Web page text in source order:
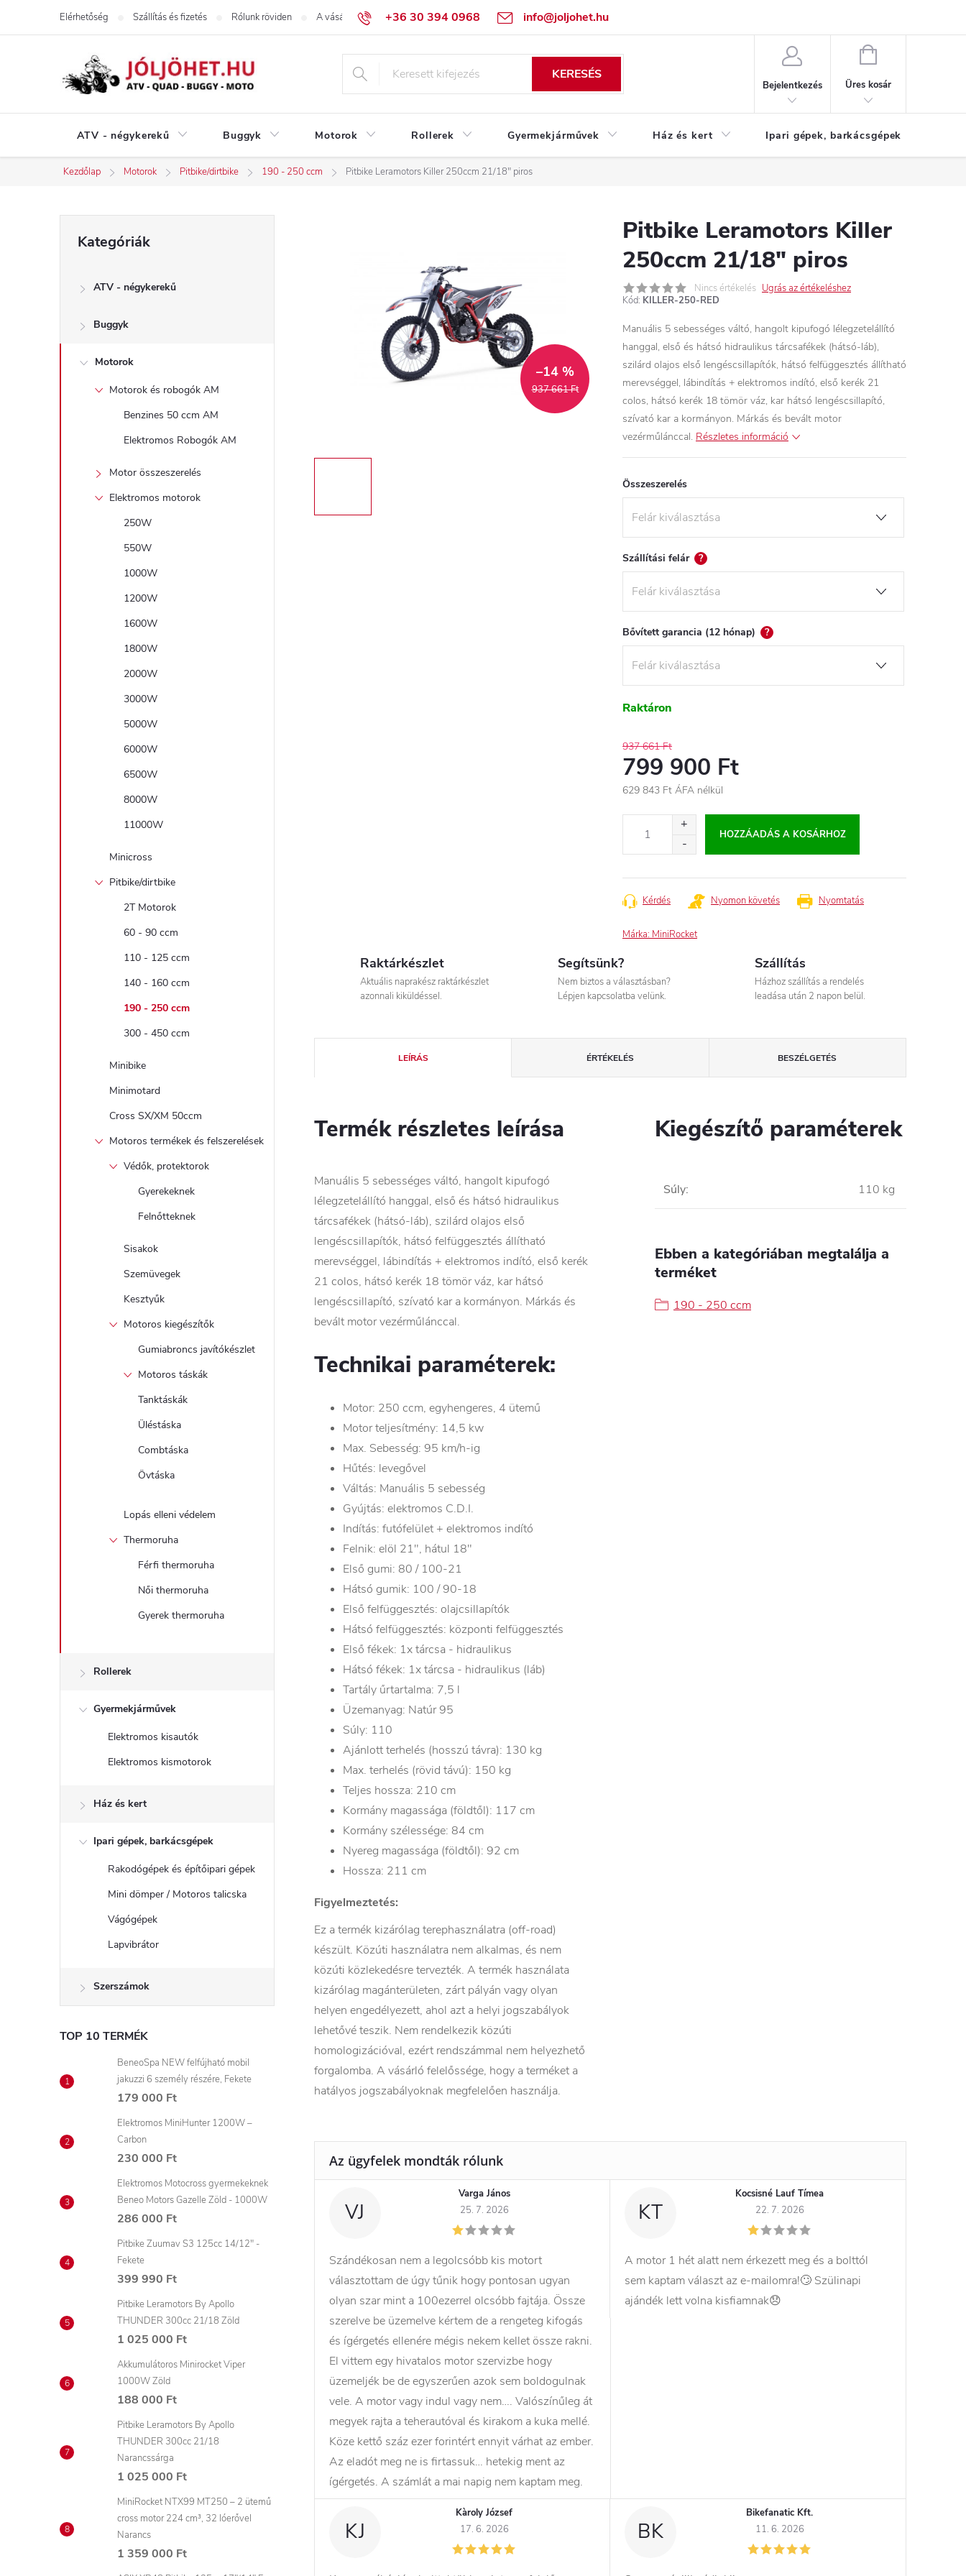
+36 30 394 0968 info@joljohet.hu
Elérhetőség Szállítás és fizetés Rólunk röviden A vásárlás lépései Üzleti feltételek (ÁSZF) Adatkezelési tájékoztató
KERESÉS
Bejelentkezés
KOSÁR
Üres kosár
ATV - négykerekű Buggyk Motorok Rollerek Gyermekjárművek Ház és kert Ipari gépek, barkácsgépek
Kezdőlap Motorok Pitbike/dirtbike 190 - 250 ccm Pitbike Leramotors Killer 250ccm 21/18" piros
O
a
átugrása
Kategóriák
ATV - négykerekű
Buggyk
Motorok
Motorok és robogók AM
Benzines 50 ccm AM
Elektromos Robogók AM
Motor összeszerelés
Elektromos motorok
250W
550W
1000W
1200W
1600W
1800W
2000W
3000W
5000W
6000W
6500W
8000W
11000W
Minicross
Pitbike/dirtbike
2T Motorok
60 - 90 ccm
110 - 125 ccm
140 - 160 ccm
190 - 250 ccm
300 - 450 ccm
Minibike
Minimotard
Cross SX/XM 50ccm
Motoros termékek és felszerelések
Védők, protektorok
Gyerekeknek
Felnőtteknek
Sisakok
Szemüvegek
Kesztyűk
Motoros kiegészítők
Gumiabroncs javítókészlet
Motoros táskák
Tanktáskák
Üléstáska
Combtáska
Övtáska
Lopás elleni védelem
Thermoruha
Férfi thermoruha
Női thermoruha
Gyerek thermoruha
Rollerek
Gyermekjárművek
Elektromos kisautók
Elektromos kismotorok
Ház és kert
Ipari gépek, barkácsgépek
Rakodógépek és építőipari gépek
Mini dömper / Motoros talicska
Vágógépek
Lapvibrátor
Szerszámok
TOP 10 TERMÉK
BeneoSpa NEW felfújható mobil
jakuzzi 6 személy részére, Fekete
179 000 Ft
Elektromos MiniHunter 1200W –
Carbon
230 000 Ft
Elektromos Motocross gyermekeknek
Beneo Motors Gazelle Zöld - 1000W
286 000 Ft
Pitbike Zuumav S3 125cc 14/12" -
Fekete
399 990 Ft
Pitbike Leramotors By Apollo
THUNDER 300cc 21/18 Zöld
1 025 000 Ft
Akkumulátoros Minirocket Viper
1000W Zöld
188 000 Ft
Pitbike Leramotors By Apollo
THUNDER 300cc 21/18
Narancssárga
1 025 000 Ft
MiniRocket NTX99 MT250 – 2 ütemű
cross motor 224 cm³, 32 lóerővel
Narancs
1 359 000 Ft
937 661 Ft
–14 %
Pitbike Leramotors Killer
250ccm 21/18" piros
Nincs értékelés Ugrás az értékeléshez
Kód: KILLER-250-RED
Manuális 5 sebességes váltó, hangolt kipufogó lélegzetelállító
hanggal, első és hátsó hidraulikus tárcsafékek (hátsó-láb),
szilárd olajos első lengéscsillapítók, hátsó felfüggesztés állítható
merevséggel, lábindítás + elektromos indító, első kerék 21
colos, hátsó kerék 18 tömör váz, kar hátsó lengéscsillapító,
szívató kar a kormányon. Márkás és bevált motor
vezérműlánccal. Részletes információ
Összeszerelés
Szállítási felár ?
Bővített garancia (12 hónap) ?
Raktáron
937 661 Ft
799 900 Ft
629 843 Ft ÁFA nélkül
HOZZÁADÁS A KOSÁRHOZ
Nyomtatás
Kérdés Nyomon követés
Márka: MiniRocket
Raktárkészlet
Aktuális naprakész raktárkészlet
azonnali kiküldéssel.
Segítsünk?
Nem biztos a választásban?
Lépjen kapcsolatba velünk.
Szállítás
Házhoz szállítás a rendelés
leadása után 2 napon belül.
LEÍRÁS ÉRTÉKELÉS BESZÉLGETÉS
Termék részletes leírása
Manuális 5 sebességes váltó, hangolt kipufogó
lélegzetelállító hanggal, első és hátsó hidraulikus
tárcsafékek (hátsó-láb), szilárd olajos első
lengéscsillapítók, hátsó felfüggesztés állítható
merevséggel, lábindítás + elektromos indító, első kerék
21 colos, hátsó kerék 18 tömör váz, kar hátsó
lengéscsillapító, szívató kar a kormányon. Márkás és
bevált motor vezérműlánccal.
Technikai paraméterek:
Motor: 250 ccm, egyhengeres, 4 ütemű
Motor teljesítmény: 14,5 kw
Max. Sebesség: 95 km/h-ig
Hűtés: levegővel
Váltás: Manuális 5 sebesség
Gyújtás: elektromos C.D.I.
Indítás: futófelület + elektromos indító
Felnik: elöl 21", hátul 18"
Első gumi: 80 / 100-21
Hátsó gumik: 100 / 90-18
Első felfüggesztés: olajcsillapítók
Hátsó felfüggesztés: központi felfüggesztés
Első fékek: 1x tárcsa - hidraulikus
Hátsó fékek: 1x tárcsa - hidraulikus (láb)
Tartály űrtartalma: 7,5 l
Üzemanyag: Natúr 95
Súly: 110
Ajánlott terhelés (hosszú távra): 130 kg
Max. terhelés (rövid távú): 150 kg
Teljes hossza: 210 cm
Kormány magassága (földtől): 117 cm
Kormány szélessége: 84 cm
Nyereg magassága (földtől): 92 cm
Hossza: 211 cm
Figyelmeztetés:
Ez a termék kizárólag terephasználatra (off-road)
készült. Közúti használatra nem alkalmas, és nem
közúti közlekedésre tervezték. A termék használata
kizárólag magánterületen, zárt pályán vagy olyan
helyen engedélyezett, ahol azt a helyi jogszabályok
lehetővé teszik. Nem rendelkezik közúti
homologizációval, ezért rendszámmal nem helyezhető
forgalomba. A vásárló felelőssége, hogy a terméket a
hatályos jogszabályoknak megfelelően használja.
Kiegészítő paraméterek
Súly: 110 kg
Ebben a kategóriában megtalálja a
terméket
190 - 250 ccm
VJ
Varga János
25. 7. 2026
Szándékosan nem a legolcsóbb kis motort
választottam de úgy tűnik hogy pontosan ugyan
olyan szar mint a 100ezerrel olcsóbb fajtája. Össze
szerelve be üzemelve kértem de a rengeteg kifogás
és ígérgetés ellenére mégis nekem kellet össze rakni.
El vittem egy hivatalos motor szervizbe hogy
üzemeljék be de egyszerűen azok sem boldogulnak
vele. A motor vagy indul vagy nem…. Valószínűleg át
megyek rajta a teherautóval és kirakom a kuka mellé.
Köze kettő száz ezer forintért ennyit várhat az ember.
Az eladót meg ne is firtassuk… hetekig ment az
ígérgetés. A számlát a mai napig nem kaptam meg.
KT
Kocsisné Lauf Tímea
22. 7. 2026
A motor 1 hét alatt nem érkezett meg és a bolttól
sem kaptam választ az e-mailomra!🙄 Szülinapi
ajándék lett volna kisfiamnak😞
KJ
Kàroly József
17. 6. 2026
BK
Bikefanatic Kft.
11. 6. 2026